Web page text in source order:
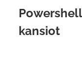
kansiot